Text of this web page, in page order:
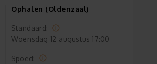
Ophalen (Oldenzaal)
Standaard:
Woensdag 12 augustus 17:00
Spoed: